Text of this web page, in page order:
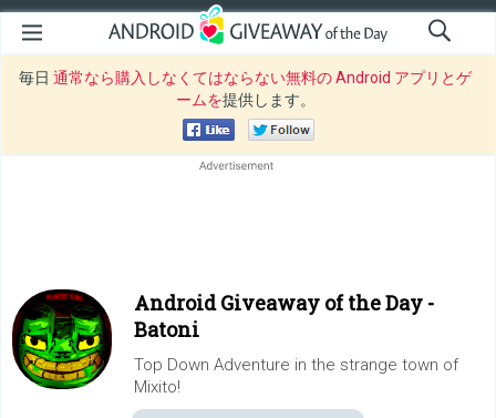
毎日 通常なら購入しなくてはならない無料の Android アプリとゲ
ームを提供します。
Android Giveaway of the Day -
Batoni
Top Down Adventure in the strange town of
Mixito!